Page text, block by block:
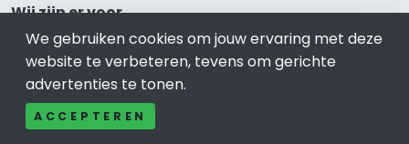
Wij zijn er voor
Winkelen Emmen
Meubel-Woonwinkel Emmen
Appartementen- en Kamerverhuur Emmen
Camping Emmen
We gebruiken cookies om jouw ervaring met deze
website te verbeteren, tevens om gerichte
advertenties te tonen.
ACCEPTEREN